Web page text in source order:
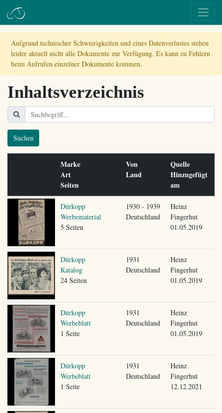
Aufgrund technischer Schwierigkeiten und eines Datenverlustes stehen
leider aktuell nicht alle Dokumente zur Verfügung. Es kann zu Fehlern
beim Aufrufen einzelner Dokumente kommen.
Inhaltsverzeichnis
Suchen
Marke
Art
Seiten
Von
Land
Quelle
Hinzugefügt
am
Dürkopp
Werbematerial
5 Seiten
1930 - 1939
Deutschland
Heinz
Fingerhut
01.05.2019
Dürkopp
Katalog
24 Seiten
1931
Deutschland
Heinz
Fingerhut
01.05.2019
Dürkopp
Werbeblatt
1 Seite
1931
Deutschland
Heinz
Fingerhut
01.05.2019
Dürkopp
Werbeblatt
1 Seite
1931
Deutschland
Heinz
Fingerhut
12.12.2021